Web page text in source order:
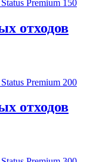
отходов
отходов